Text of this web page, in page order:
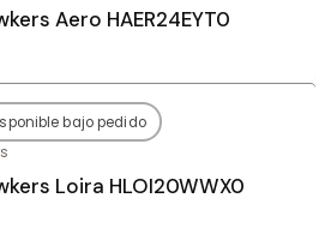
Aero HAER24EYT0
bajo pedido
Loira HLOI20WWX0